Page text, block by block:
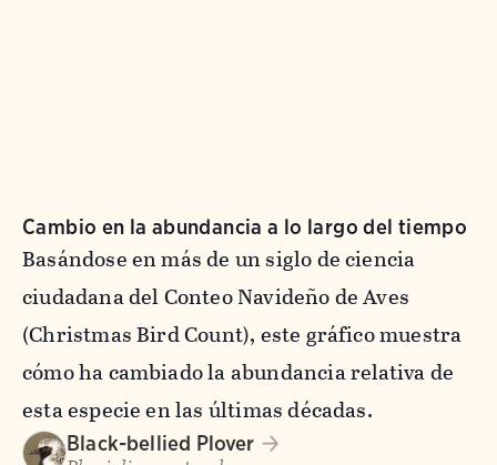
Cambio en la abundancia a lo largo del tiempo
Basándose en más de un siglo de ciencia
ciudadana del Conteo Navideño de Aves
(Christmas Bird Count), este gráfico muestra
cómo ha cambiado la abundancia relativa de
esta especie en las últimas décadas.